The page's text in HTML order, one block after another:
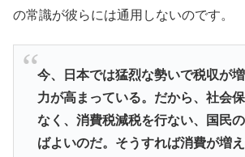
の常識が彼らには通用しないのです。
今、日本では猛烈な勢いで税収が
力が高まっている。だから、社会
なく、消費税減税を行ない、国民
ばよいのだ。そうすれば消費が増